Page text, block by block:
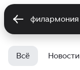
Всё Новости